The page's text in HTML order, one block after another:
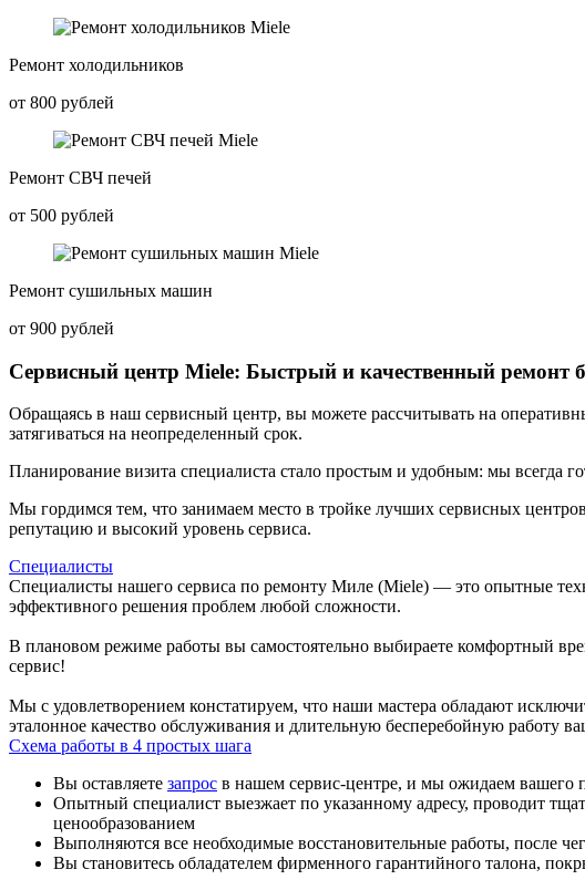
Ремонт холодильников
от 800 рублей
Ремонт СВЧ печей
от 500 рублей
Ремонт сушильных машин
от 900 рублей
Сервисный центр Miele: Быстрый и качественный ремонт
Обращаясь в наш сервисный центр, вы можете рассчитывать на
затягиваться на неопределенный срок.
Планирование визита специалиста стало простым и удобным: мы всегда
Мы гордимся тем, что занимаем место в тройке лучших сервисных
репутацию и высокий уровень сервиса.
Специалисты
Специалисты нашего сервиса по ремонту Миле (Miele) — это опытные
эффективного решения проблем любой сложности.
В плановом режиме работы вы самостоятельно выбираете комфортный
сервис!
Мы с удовлетворением констатируем, что наши мастера обладают
эталонное качество обслуживания и длительную бесперебойную работу
Схема работы в 4 простых шага
Вы оставляете запрос в нашем сервис-центре, и мы ожидаем вашего
Опытный специалист выезжает по указанному адресу, проводит
ценообразованием
Выполняются все необходимые восстановительные работы, после
Вы становитесь обладателем фирменного гарантийного талона,